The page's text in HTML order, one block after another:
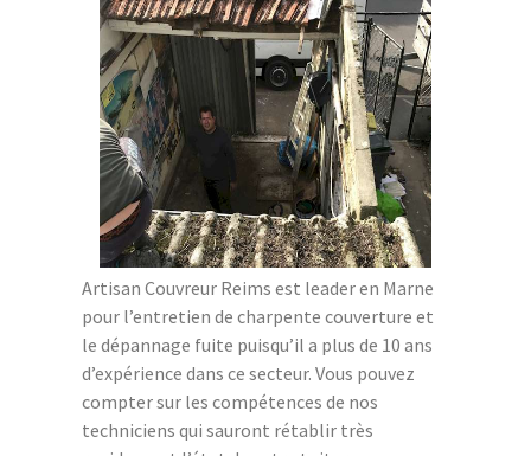
Artisan Couvreur Reims est leader en Marne
pour l’entretien de charpente couverture et
le dépannage fuite puisqu’il a plus de 10 ans
d’expérience dans ce secteur. Vous pouvez
compter sur les compétences de nos
techniciens qui sauront rétablir très